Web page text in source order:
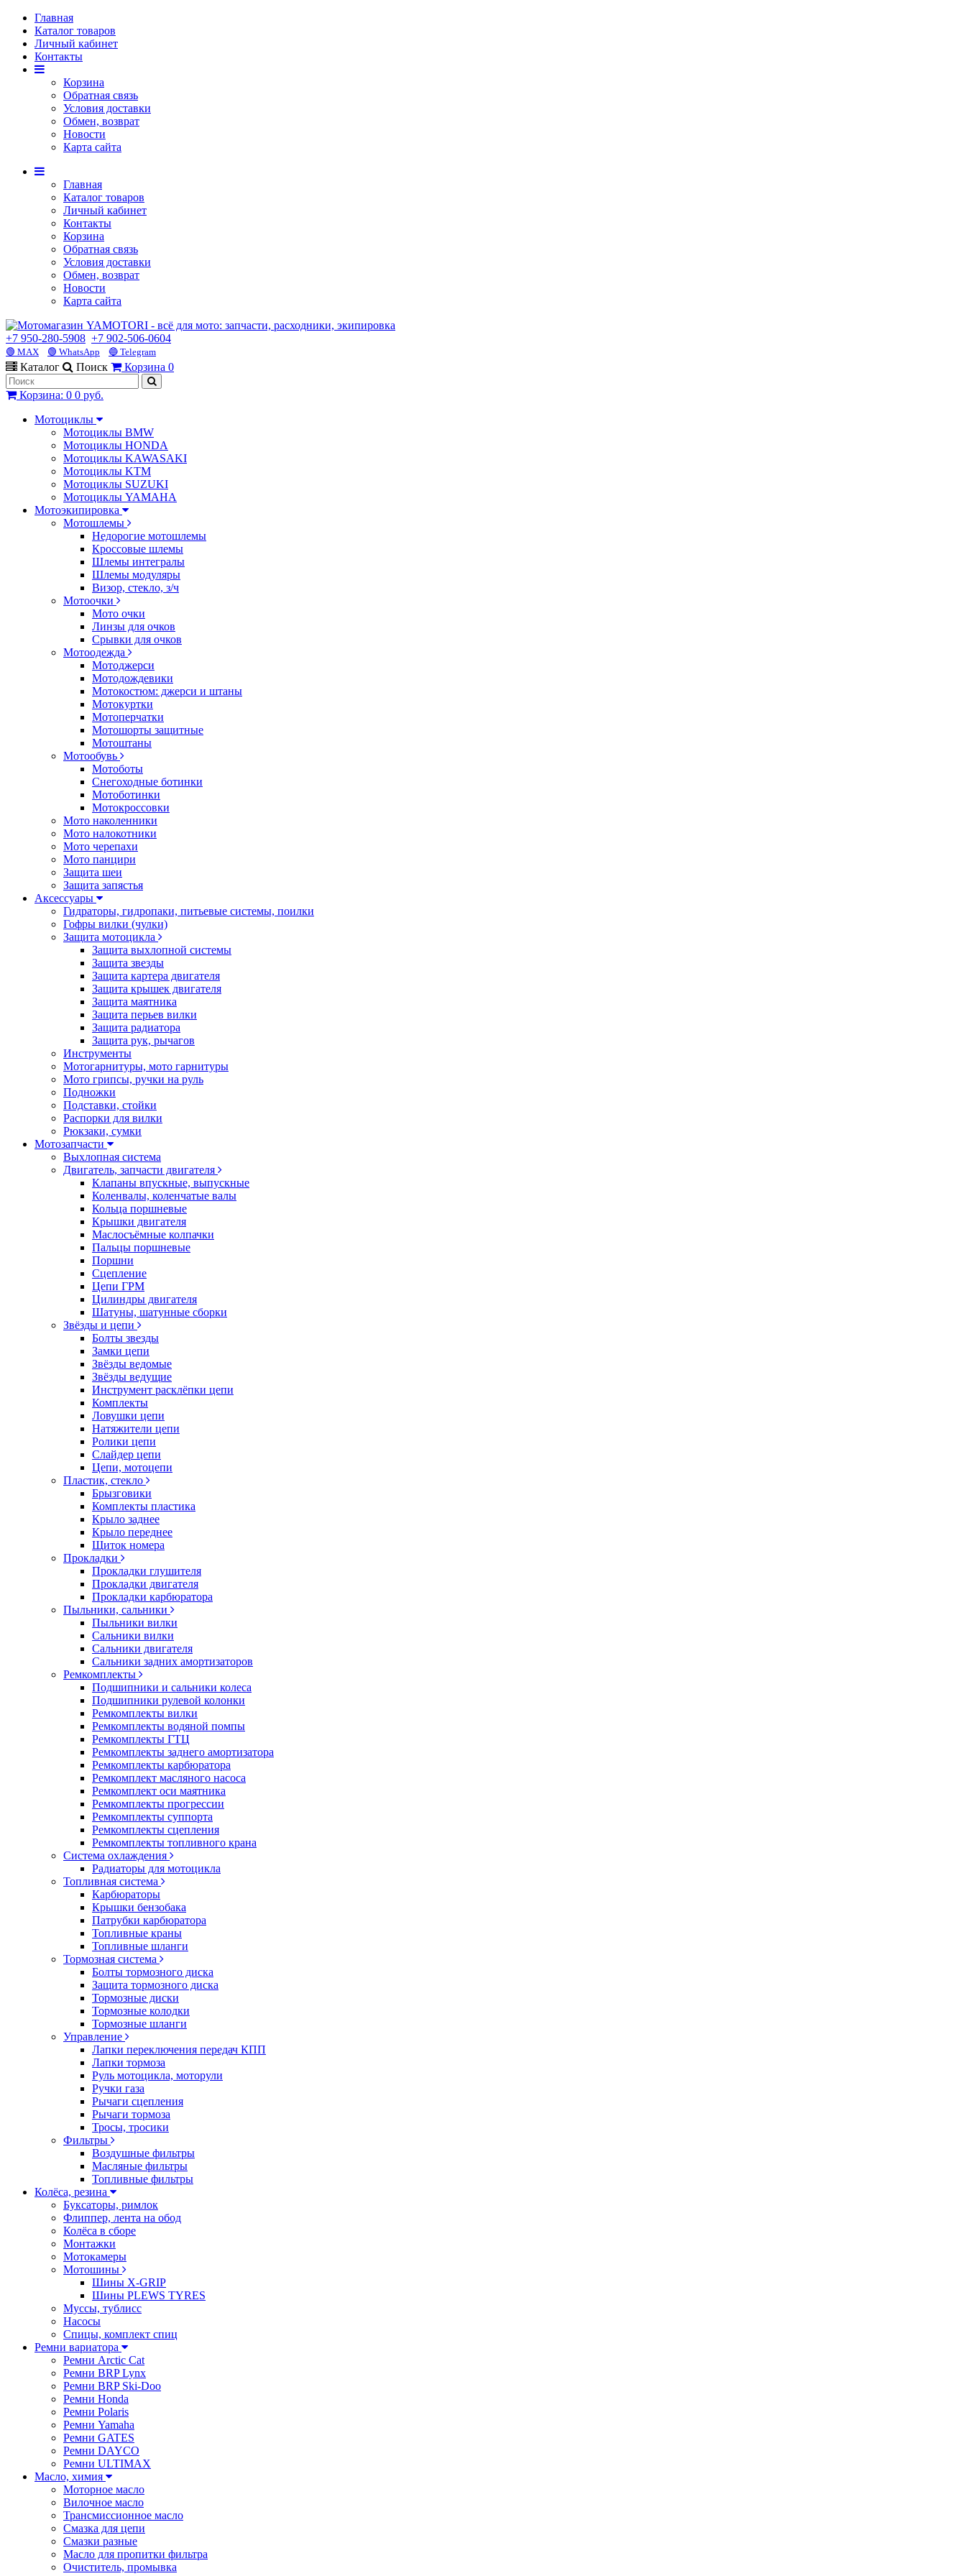
Главная
Каталог товаров
Личный кабинет
Контакты
Корзина
Обратная связь
Условия доставки
Обмен, возврат
Новости
Карта сайта
Главная
Каталог товаров
Личный кабинет
Контакты
Корзина
Обратная связь
Условия доставки
Обмен, возврат
Новости
Карта сайта
+7 950-280-5908 +7 902-506-0604
🟢 MAX 🟢 WhatsApp 🔵 Telegram
Каталог Поиск Корзина 0
Корзина: 0 0 руб.
Мотоциклы
Мотоциклы BMW
Мотоциклы HONDA
Мотоциклы KAWASAKI
Мотоциклы KTM
Мотоциклы SUZUKI
Мотоциклы YAMAHA
Мотоэкипировка
Мотошлемы
Недорогие мотошлемы
Кроссовые шлемы
Шлемы интегралы
Шлемы модуляры
Визор, стекло, з/ч
Мотоочки
Мото очки
Линзы для очков
Срывки для очков
Мотоодежда
Мотоджерси
Мотодождевики
Мотокостюм: джерси и штаны
Мотокуртки
Мотоперчатки
Мотошорты защитные
Мотоштаны
Мотообувь
Мотоботы
Снегоходные ботинки
Мотоботинки
Мотокроссовки
Мото наколенники
Мото налокотники
Мото черепахи
Мото панцири
Защита шеи
Защита запястья
Аксессуары
Гидраторы, гидропаки, питьевые системы, поилки
Гофры вилки (чулки)
Защита мотоцикла
Защита выхлопной системы
Защита звезды
Защита картера двигателя
Защита крышек двигателя
Защита маятника
Защита перьев вилки
Защита радиатора
Защита рук, рычагов
Инструменты
Мотогарнитуры, мото гарнитуры
Мото грипсы, ручки на руль
Подножки
Подставки, стойки
Распорки для вилки
Рюкзаки, сумки
Мотозапчасти
Выхлопная система
Двигатель, запчасти двигателя
Клапаны впускные, выпускные
Коленвалы, коленчатые валы
Кольца поршневые
Крышки двигателя
Маслосъёмные колпачки
Пальцы поршневые
Поршни
Сцепление
Цепи ГРМ
Цилиндры двигателя
Шатуны, шатунные сборки
Звёзды и цепи
Болты звезды
Замки цепи
Звёзды ведомые
Звёзды ведущие
Инструмент расклёпки цепи
Комплекты
Ловушки цепи
Натяжители цепи
Ролики цепи
Слайдер цепи
Цепи, мотоцепи
Пластик, стекло
Брызговики
Комплекты пластика
Крыло заднее
Крыло переднее
Щиток номера
Прокладки
Прокладки глушителя
Прокладки двигателя
Прокладки карбюратора
Пыльники, сальники
Пыльники вилки
Сальники вилки
Сальники двигателя
Сальники задних амортизаторов
Ремкомплекты
Подшипники и сальники колеса
Подшипники рулевой колонки
Ремкомплекты вилки
Ремкомплекты водяной помпы
Ремкомплекты ГТЦ
Ремкомплекты заднего амортизатора
Ремкомплекты карбюратора
Ремкомплект масляного насоса
Ремкомплект оси маятника
Ремкомплекты прогрессии
Ремкомплекты суппорта
Ремкомплекты сцепления
Ремкомплекты топливного крана
Система охлаждения
Радиаторы для мотоцикла
Топливная система
Карбюраторы
Крышки бензобака
Патрубки карбюратора
Топливные краны
Топливные шланги
Тормозная система
Болты тормозного диска
Защита тормозного диска
Тормозные диски
Тормозные колодки
Тормозные шланги
Управление
Лапки переключения передач КПП
Лапки тормоза
Руль мотоцикла, моторули
Ручки газа
Рычаги сцепления
Рычаги тормоза
Тросы, тросики
Фильтры
Воздушные фильтры
Масляные фильтры
Топливные фильтры
Колёса, резина
Буксаторы, римлок
Флиппер, лента на обод
Колёса в сборе
Монтажки
Мотокамеры
Мотошины
Шины X-GRIP
Шины PLEWS TYRES
Муссы, тублисс
Насосы
Спицы, комплект спиц
Ремни вариатора
Ремни Arctic Cat
Ремни BRP Lynx
Ремни BRP Ski-Doo
Ремни Honda
Ремни Polaris
Ремни Yamaha
Ремни GATES
Ремни DAYCO
Ремни ULTIMAX
Масло, химия
Моторное масло
Вилочное масло
Трансмиссионное масло
Смазка для цепи
Смазки разные
Масло для пропитки фильтра
Очиститель, промывка